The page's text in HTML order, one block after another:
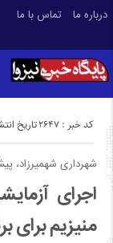
درباره ما تماس با ما
تاریخ انتشار : کد خبر : 2647
شهرداری شهمیرزاد،
اجرای
منیزیم برای